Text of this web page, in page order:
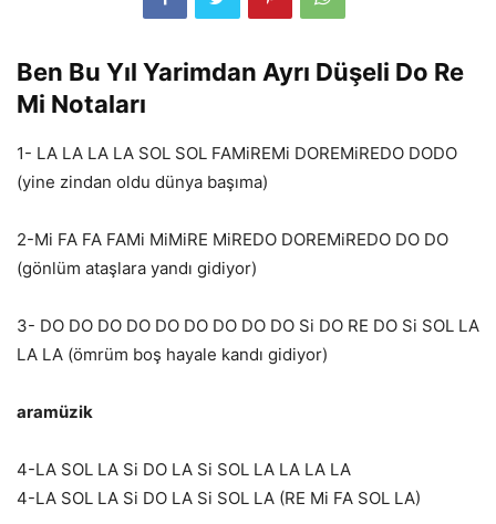
Ben Bu Yıl Yarimdan Ayrı Düşeli Do Re
Mi Notaları
1- LA LA LA LA SOL SOL FAMiREMi DOREMiREDO DODO
(yine zindan oldu dünya başıma)
2-Mi FA FA FAMi MiMiRE MiREDO DOREMiREDO DO DO
(gönlüm ataşlara yandı gidiyor)
3- DO DO DO DO DO DO DO DO DO Si DO RE DO Si SOL LA
LA LA (ömrüm boş hayale kandı gidiyor)
aramüzik
4-LA SOL LA Si DO LA Si SOL LA LA LA LA
4-LA SOL LA Si DO LA Si SOL LA (RE Mi FA SOL LA)